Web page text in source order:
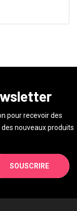
pour recevoir des
nouveaux produits
SOUSCRIRE